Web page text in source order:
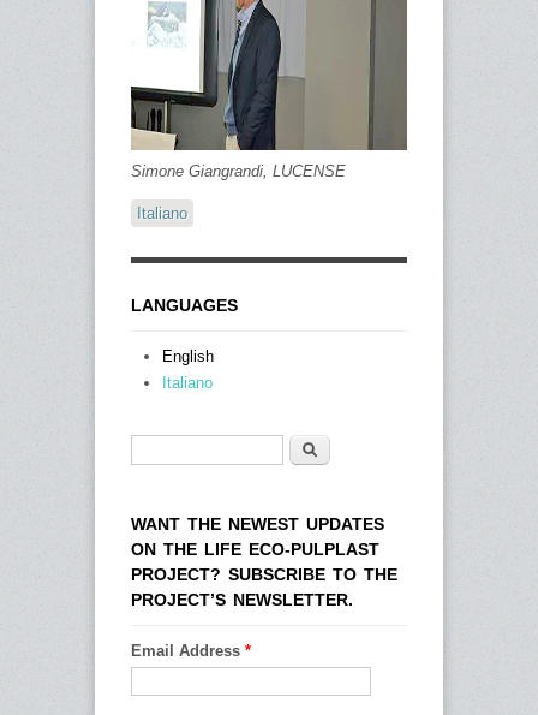
Simone Giangrandi, LUCENSE
Italiano
LANGUAGES
English
Italiano
Search
WANT THE NEWEST UPDATES
ON THE LIFE ECO-PULPLAST
PROJECT? SUBSCRIBE TO THE
PROJECT’S NEWSLETTER.
Email Address *